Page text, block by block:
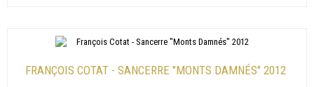
FRANÇOIS COTAT - SANCERRE "MONTS DAMNÉS" 2012